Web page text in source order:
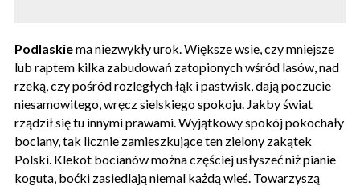
Podlaskiema niezwykły urok. Większe wsie, czy mniejsze
lub raptem kilka zabudowań zatopionych wśród lasów, nad
rzeką, czy pośród rozległych łąk i pastwisk, dają poczucie
niesamowitego, wręcz sielskiego spokoju. Jakby świat
rządził się tu innymi prawami. Wyjątkowy spokój pokochały
bociany, tak licznie zamieszkujące ten zielony zakątek
Polski. Klekot bocianów można częściej usłyszeć niż pianie
koguta, boćki zasiedlają niemal każdą wieś. Towarzyszą